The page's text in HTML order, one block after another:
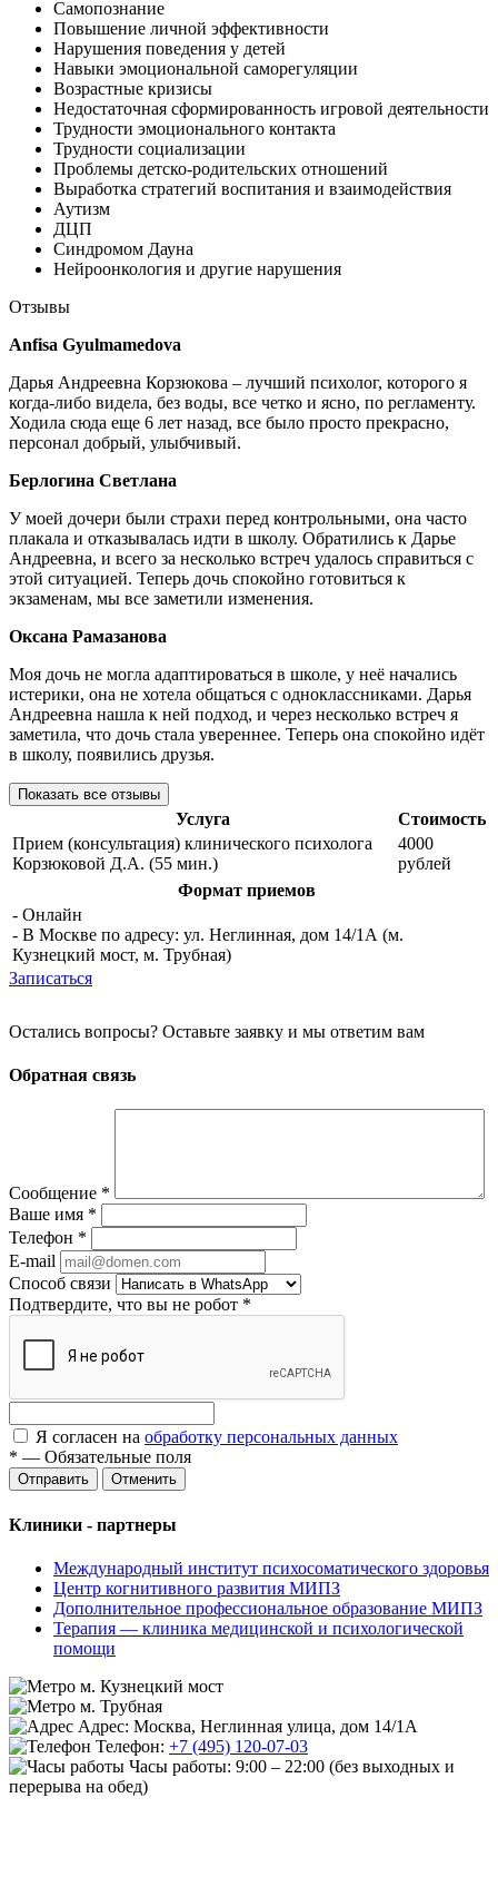
Самопознание
Повышение личной эффективности
Нарушения поведения у детей
Навыки эмоциональной саморегуляции
Возрастные кризисы
Недостаточная сформированность игровой деятельности
Трудности эмоционального контакта
Трудности социализации
Проблемы детско-родительских отношений
Выработка стратегий воспитания и взаимодействия
Аутизм
ДЦП
Синдромом Дауна
Нейроонкология и другие нарушения
Отзывы
Anfisa Gyulmamedova
Дарья Андреевна Корзюкова – лучший психолог, которого я
когда-либо видела, без воды, все четко и ясно, по регламенту.
Ходила сюда еще 6 лет назад, все было просто прекрасно,
персонал добрый, улыбчивый.
Берлогина Светлана
У моей дочери были страхи перед контрольными, она часто
плакала и отказывалась идти в школу. Обратились к Дарье
Андреевна, и всего за несколько встреч удалось справиться с
этой ситуацией. Теперь дочь спокойно готовиться к
экзаменам, мы все заметили изменения.
Оксана Рамазанова
Моя дочь не могла адаптироваться в школе, у неё начались
истерики, она не хотела общаться с одноклассниками. Дарья
Андреевна нашла к ней подход, и через несколько встреч я
заметила, что дочь стала увереннее. Теперь она спокойно идёт
в школу, появились друзья.
Показать все отзывы
Услуга
Стоимость
Прием (консультация) клинического психолога
Корзюковой Д.А. (55 мин.)
4000
рублей
Формат приемов
- Онлайн
- В Москве по адресу: ул. Неглинная, дом 14/1А (м.
Кузнецкий мост, м. Трубная)
Записаться
Остались вопросы? Оставьте заявку и мы ответим вам
Обратная связь
Сообщение *
Ваше имя *
Телефон *
E-mail
Способ связи
Подтвердите, что вы не робот *
Я согласен на обработку персональных данных
* — Обязательные поля
Отменить
Клиники - партнеры
Международный институт психосоматического здоровья
Центр когнитивного развития МИПЗ
Дополнительное профессиональное образование МИПЗ
Терапия — клиника медицинской и психологической
помощи
м. Кузнецкий мост
м. Трубная
Адрес: Москва, Неглинная улица, дом 14/1А
Телефон: +7 (495) 120-07-03
Часы работы: 9:00 – 22:00 (без выходных и
перерыва на обед)